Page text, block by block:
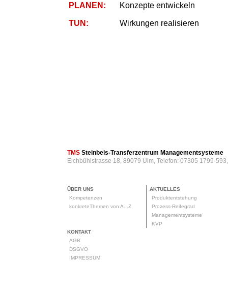
PLANEN: Konzepte entwickeln
TUN: Wirkungen realisieren
TMS Steinbeis-Transferzentrum Managementsysteme
Eichbühlstrasse 18, 89079 Ulm, Telefon: 07305 1799-
ÜBER UNS
Kompetenzen
konkreteThemen von A...Z
AKTUELLES
Produktentstehung
Prozess-Reifegrad
Managementsysteme
KVP
KONTAKT
AGB
DSGVO
IMPRESSUM